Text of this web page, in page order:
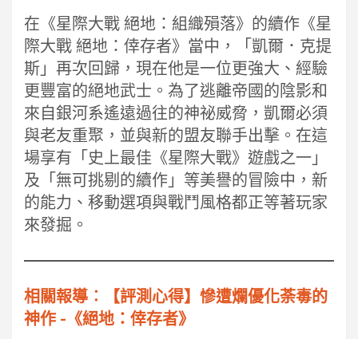
在《星際大戰 絕地：組織殞落》的續作《星
際大戰 絕地：倖存者》當中，「凱爾．克提
斯」再次回歸，現在他是一位更強大、經驗
更豐富的絕地武士。為了逃離帝國的陰影和
來自銀河系遙遠過往的神祕威脅，凱爾必須
與老友重聚，並與新的盟友聯手出擊。在這
場享有「史上最佳《星際大戰》遊戲之一」
及「無可挑剔的續作」等美譽的冒險中，新
的能力、移動選項與戰鬥風格都正等著玩家
來發掘。
相關報導︰【評測心得】慘遭爛優化荼毒的
神作 -《絕地：倖存者》